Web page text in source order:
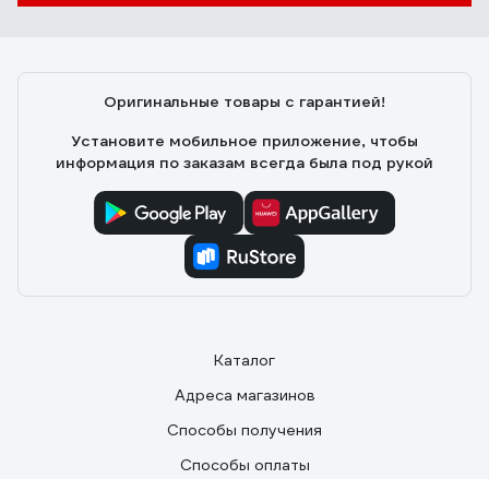
Оригинальные товары с гарантией!
Установите мобильное приложение, чтобы
информация по заказам всегда была под рукой
Каталог
Адреса магазинов
Способы получения
Способы оплаты